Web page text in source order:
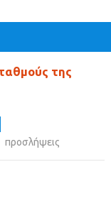
της
προσλήψεις